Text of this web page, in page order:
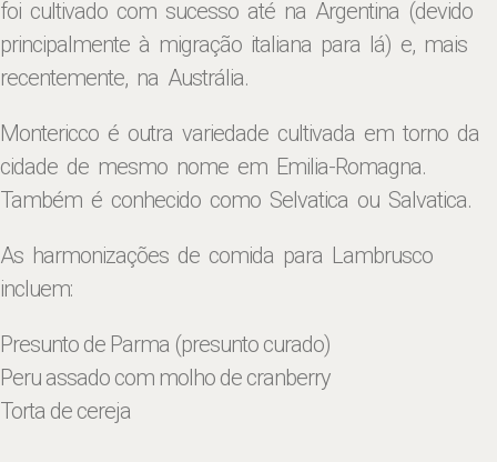
foi cultivado com sucesso até na Argentina (devido
principalmente à migração italiana para lá) e, mais
recentemente, na Austrália.
Montericco é outra variedade cultivada em torno da
cidade de mesmo nome em Emilia-Romagna.
Também é conhecido como Selvatica ou Salvatica.
As harmonizações de comida para Lambrusco
incluem:
Presunto de Parma (presunto curado)
Peru assado com molho de cranberry
Torta de cereja